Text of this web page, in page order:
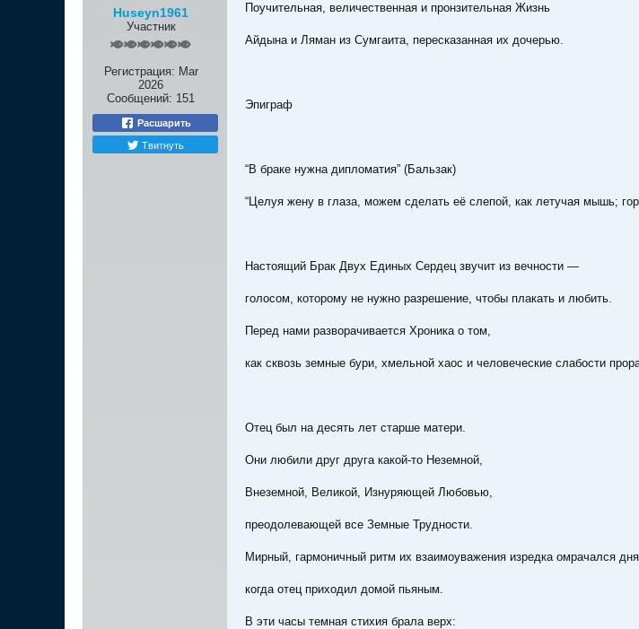
Huseyn1961
Участник
Регистрация: Mar
2026
Сообщений: 151
Расшарить
Твитнуть
Поучительная, величественная и пронзительная Жизнь
Айдына и Ляман из Сумгаита, пересказанная их дочерью.
Эпиграф
“В браке нужна дипломатия” (Бальзак)
“Целуя жену в глаза, можем сделать её слепой, как летучая мышь;
Настоящий Брак Двух Единых Сердец звучит из вечности —
голосом, которому не нужно разрешение, чтобы плакать и любить.
Перед нами разворачивается Хроника о том,
как сквозь земные бури, хмельной хаос и человеческие слабости
Отец был на десять лет старше матери.
Они любили друг друга какой-то Неземной,
Внеземной, Великой, Изнуряющей Любовью,
преодолевающей все Земные Трудности.
Мирный, гармоничный ритм их взаимоуважения изредка омрачался
когда отец приходил домой пьяным.
В эти часы темная стихия брала верх: